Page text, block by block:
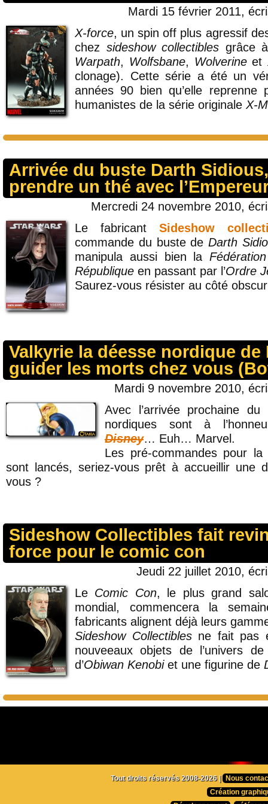
Mardi 15 février 2011,
X-force, un spin off plus agressif
chez sideshow collectibles grâce
Warpath, Wolfsbane, Wolverineet
clonage). Cette série a été un
années 90 bien qu’elle reprenne
humanistes de la série originale X-
Arrivée du buste Darth
prendre un thé avec
Mercredi 24 novembre 2010,
Le fabricant Sideshow
commande du buste deDarth
manipula aussi bien la
République en passant par l’Ordre
Saurez-vous résister au côté
Valkyrie la déesse nordique de
guider les morts chez vous
Mardi 9 novembre 2010,
Avec l’arrivée prochaine
nordiques sont à
Disney… Euh… Marvel.
Les pré-commandes pour
sont lancés, seriez-vous prêt à accueillir une
vous ?
Sideshow Collectibles fait
force pour le comic con
Jeudi 22 juillet 2010,
Le Comic Con, le plus grand
mondial, commencera la
fabricants alignent déjà leurs
Sideshow Collectiblesne fait pas
nouveeaux objets de l’univers
d’Obiwan Kenobiet une figurine de
Tout droits réservés 2008-2026 |
Nous
Création